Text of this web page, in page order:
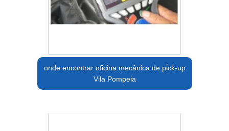
onde encontrar oficina mecânica de pick-up
Vila Pompeia